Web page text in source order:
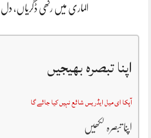
الماری میں رکھی ڈگریاں،
اپنا تبصرہ بھیجیں
آپکا ای میل ایڈریس شائع نہیں کیا جائے گا
اپنا تبصرہ لکھیں